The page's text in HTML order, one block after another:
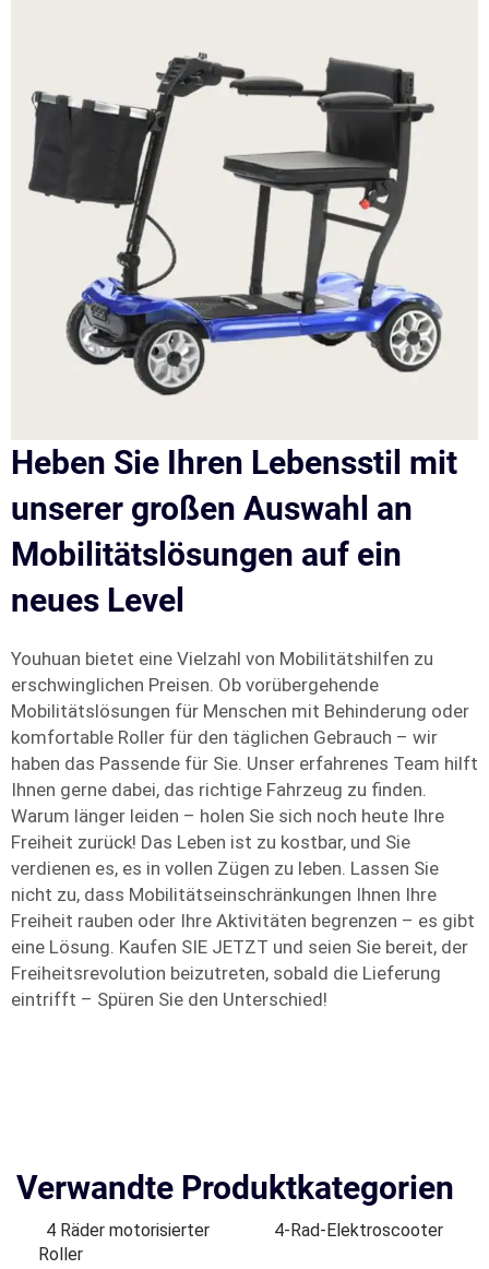
Heben Sie Ihren Lebensstil mit
unserer großen Auswahl an
Mobilitätslösungen auf ein
neues Level
Youhuan bietet eine Vielzahl von Mobilitätshilfen zu
erschwinglichen Preisen. Ob vorübergehende
Mobilitätslösungen für Menschen mit Behinderung oder
komfortable Roller für den täglichen Gebrauch – wir
haben das Passende für Sie. Unser erfahrenes Team hilft
Ihnen gerne dabei, das richtige Fahrzeug zu finden.
Warum länger leiden – holen Sie sich noch heute Ihre
Freiheit zurück! Das Leben ist zu kostbar, und Sie
verdienen es, es in vollen Zügen zu leben. Lassen Sie
nicht zu, dass Mobilitätseinschränkungen Ihnen Ihre
Freiheit rauben oder Ihre Aktivitäten begrenzen – es gibt
eine Lösung. Kaufen SIE JETZT und seien Sie bereit, der
Freiheitsrevolution beizutreten, sobald die Lieferung
eintrifft – Spüren Sie den Unterschied!
Verwandte Produktkategorien
4 Räder motorisierter
Roller
4-Rad-Elektroscooter